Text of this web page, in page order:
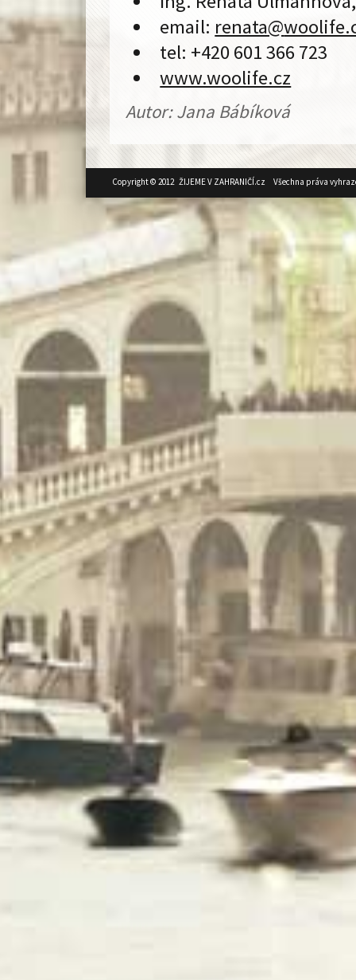
email: renata@
tel: +420 601 366 723
www.woolife.cz
Autor: Jana Bábíková
Copyright © 2012 ŽIJEME V ZAHRANIČÍ.cz Všechna práva